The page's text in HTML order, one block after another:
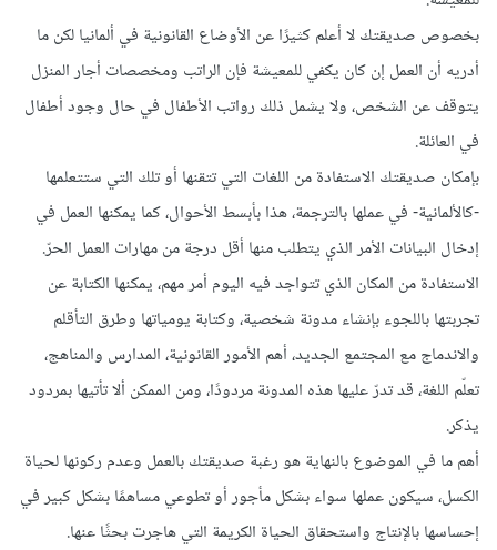
بخصوص صديقتك لا أعلم كثيرًا عن الأوضاع القانونية في ألمانيا لكن ما
أدريه أن العمل إن كان يكفي للمعيشة فإن الراتب ومخصصات أجار المنزل
يتوقف عن الشخص، ولا يشمل ذلك رواتب الأطفال في حال وجود أطفال
في العائلة.
بإمكان صديقتك الاستفادة من اللغات التي تتقنها أو تلك التي ستتعلمها
-كالألمانية- في عملها بالترجمة، هذا بأبسط الأحوال، كما يمكنها العمل في
إدخال البيانات الأمر الذي يتطلب منها أقل درجة من مهارات العمل الحرّ.
الاستفادة من المكان الذي تتواجد فيه اليوم أمر مهم، يمكنها الكتابة عن
تجربتها باللجوء بإنشاء مدونة شخصية، وكتابة يومياتها وطرق التأقلم
والاندماج مع المجتمع الجديد، أهم الأمور القانونية، المدارس والمناهج،
تعلّم اللغة، قد تدرّ عليها هذه المدونة مردودًا، ومن الممكن ألا تأتيها بمردود
يذكر.
أهم ما في الموضوع بالنهاية هو رغبة صديقتك بالعمل وعدم ركونها لحياة
الكسل، سيكون عملها سواء بشكل مأجور أو تطوعي مساهمًا بشكل كبير في
إحساسها بالإنتاج واستحقاق الحياة الكريمة التي هاجرت بحثًا عنها.